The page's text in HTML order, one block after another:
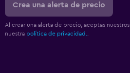
Crea una alerta de precio
Al crear una alerta de precio, aceptas nuestros
nuestra política de privacidad.